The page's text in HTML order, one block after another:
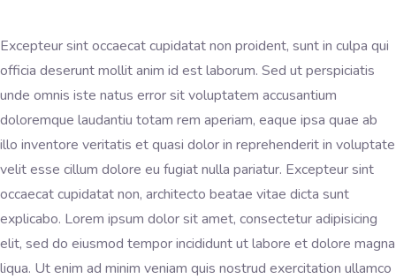
Excepteur sint occaecat cupidatat non proident, sunt in culpa qui
officia deserunt mollit anim id est laborum. Sed ut perspiciatis
unde omnis iste natus error sit voluptatem accusantium
doloremque laudantiu totam rem aperiam, eaque ipsa quae ab
illo inventore veritatis et quasi dolor in reprehenderit in voluptate
velit esse cillum dolore eu fugiat nulla pariatur. Excepteur sint
occaecat cupidatat non, architecto beatae vitae dicta sunt
explicabo. Lorem ipsum dolor sit amet, consectetur adipisicing
elit, sed do eiusmod tempor incididunt ut labore et dolore magna
liqua. Ut enim ad minim veniam quis nostrud exercitation ullamco